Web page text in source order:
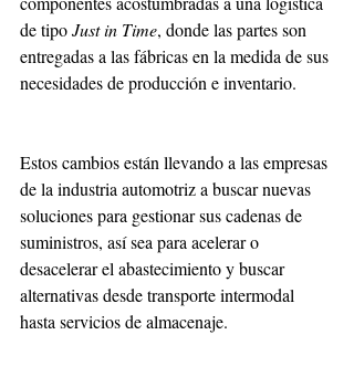
de tipo Just in Time, donde las partes son
entregadas a las fábricas en la medida de sus
necesidades de producción e inventario.
Estos cambios están llevando a las empresas
de la industria automotriz a buscar nuevas
soluciones para gestionar sus cadenas de
suministros, así sea para acelerar o
desacelerar el abastecimiento y buscar
alternativas desde transporte intermodal
hasta servicios de almacenaje.